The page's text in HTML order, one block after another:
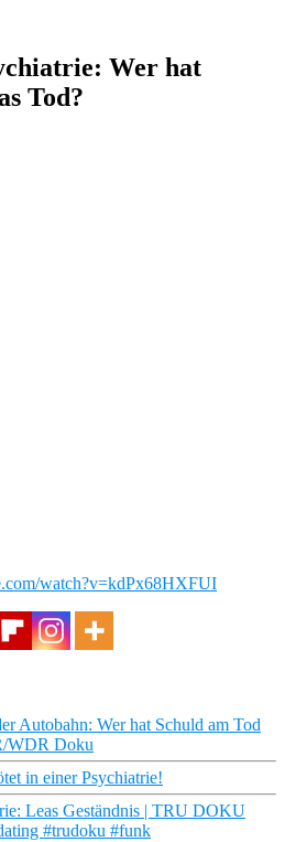
Wer hat
Tod?
watch?v=kdPx68HXFUI
Autobahn: Wer hat Schuld am Tod
WDR Doku
in einer Psychiatrie!
Leas Geständnis | TRU DOKU
#trudoku #funk